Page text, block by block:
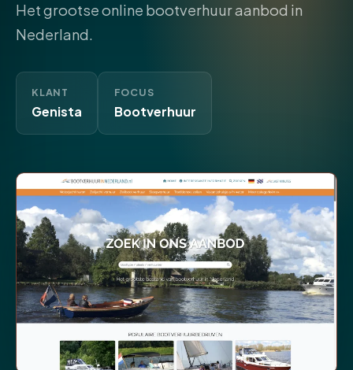
Het grootse online bootverhuur aanbod in
Nederland.
KLANT
Genista
FOCUS
Bootverhuur